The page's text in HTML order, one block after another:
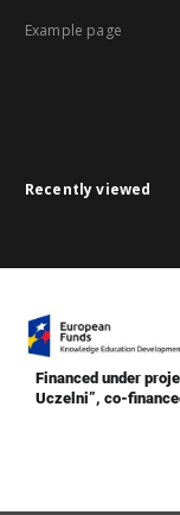
Example page
Recently viewed
Financed under
Uczelni”, co-